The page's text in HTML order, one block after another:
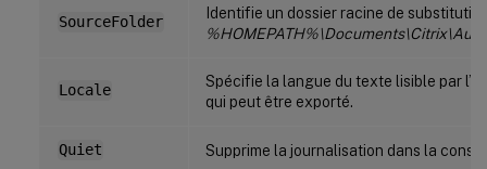
SourceFolder
Identifie un dossier racine de
Locale
Spécifie la langue du texte lisible par
qui peut être exporté.
Quiet Supprime la journalisation dans la